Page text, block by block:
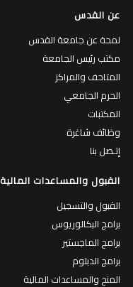
عن القدس
لمحة عن جامعة القدس
مكتب رئيس الجامعة
المتاحف والمراكز
الحرم الجامعي
المكتبات
وظائف شاغرة
إتـصل بنا
القبول والمساعدات المالية
القبول والتسجيل
برامج البكالوريوس
برامج الماجستير
برامج الدبلوم
المنح والمساعدات المالية